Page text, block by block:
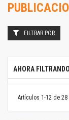
Artículos 1-12 de 28
FILTRAR POR
AHORA